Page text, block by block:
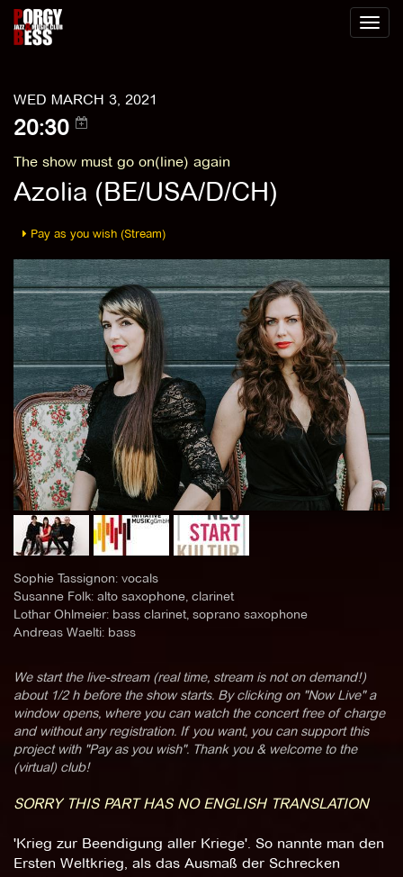
Toggle
WED MARCH 3, 2021
20:30
The show must go on(line) again
Azolia (BE/USA/D/CH)
Pay as you wish (Stream)
Sophie Tassignon: vocals
Susanne Folk: alto saxophone, clarinet
Lothar Ohlmeier: bass clarinet, soprano saxophone
Andreas Waelti: bass
We start the live-stream (real time, stream is not on demand!)
about 1/2 h before the show starts. By clicking on "Now Live" a
window opens, where you can watch the concert free of charge
and without any registration. If you want, you can support this
project with "Pay as you wish". Thank you & welcome to the
(virtual) club!
SORRY THIS PART HAS NO ENGLISH TRANSLATION
'Krieg zur Beendigung aller Kriege'. So nannte man den
Ersten Weltkrieg, als das Ausmaß der Schrecken